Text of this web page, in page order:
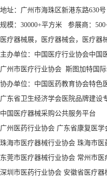
地址：广州市海珠区新港东路630号
规模：30000+平方米 参展商：
医疗器械展，医疗器械会，医疗
主办单位：中国医疗行业协会中国
广州市医疗行业协会 斯图加特国
协办单位：中国医药教育协会特色
广东省卫生经济学会医院品牌建设
中国医疗器械采购公共服务平台
广州医药行业协会 广东省康复医
珠海市医疗器械行业协会 珠海市医
东莞市医疗器械行业协会 常州市医
深圳市医药行业协会 安徽省医疗器